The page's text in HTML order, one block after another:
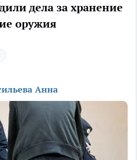
дела за хранение
оружия
Анна